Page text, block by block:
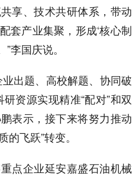
享、技术共研体系，带动
套产业集聚，形成‘核心制
李国庆说。
出题、高校解题、协同破
资源实现精准“配对”和双
表示，接下来将努力推动
的飞跃”转变。
点企业延安嘉盛石油机械